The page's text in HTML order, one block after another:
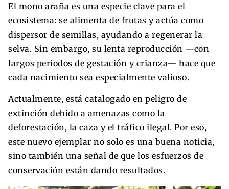
El mono araña es una especie clave para el
ecosistema: se alimenta de frutas y actúa como
dispersor de semillas, ayudando a regenerar la
selva. Sin embargo, su lenta reproducción —con
largos periodos de gestación y crianza— hace que
cada nacimiento sea especialmente valioso.
Actualmente, está catalogado en peligro de
extinción debido a amenazas como la
deforestación, la caza y el tráfico ilegal. Por eso,
este nuevo ejemplar no solo es una buena noticia,
sino también una señal de que los esfuerzos de
conservación están dando resultados.